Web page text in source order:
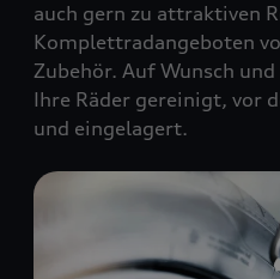
auch gern zu attraktiven
Komplettradangeboten
Zubehör. Auf Wunsch
Ihre Räder gereinigt, vor
und eingelagert.